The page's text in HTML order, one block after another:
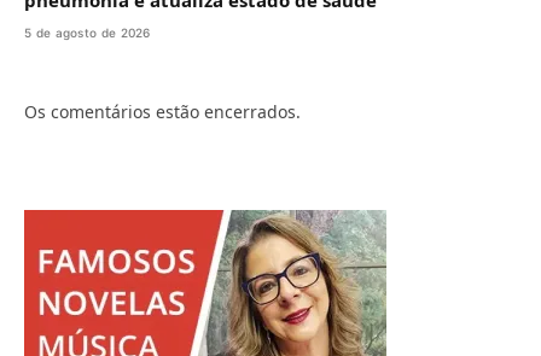
5 de agosto de 2026
Os comentários estão encerrados.